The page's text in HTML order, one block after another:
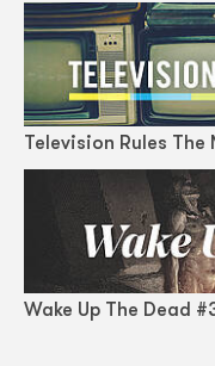
Television Rules The
Wake Up The Dead